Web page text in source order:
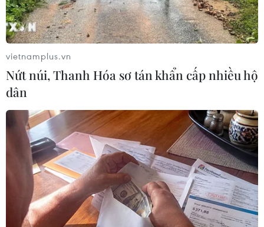
Sản phẩm này có thiết kế đầu kim loại thông
minh vừa để tán kem, vừa là công cụ massage
làm giảm quầng thâm và bọng mắt hiệu quả.
2. Sisleya L’Integral Anti-Age Eye & Lip
Contour Cream (4,5 triệu đồng)
Sisley vừa cho ra mắt siêu phẩm giúp giải quyết
tất cả các vấn đề lão hóa của vùng da quanh mắt
và môi có tên gọi Sisleya L’Integral Anti-Age
Eye & Lip Contour Cream.
vietnamplus.vn
Nứt núi, Thanh Hóa sơ tán khẩn cấp nhiều hộ
dân